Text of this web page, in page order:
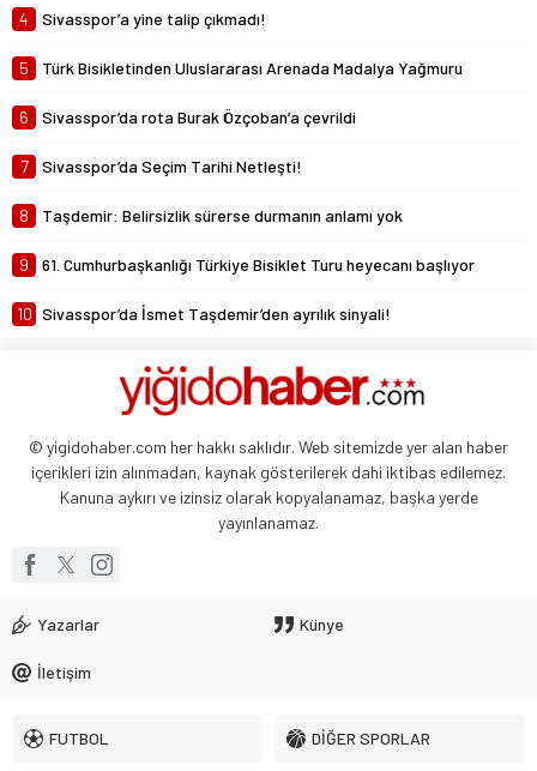
4 Sivasspor’a yine talip çıkmadı!
5 Türk Bisikletinden Uluslararası Arenada Madalya Yağmuru
6 Sivasspor’da rota Burak Özçoban’a çevrildi
7 Sivasspor’da Seçim Tarihi Netleşti!
8 Taşdemir: Belirsizlik sürerse durmanın anlamı yok
9 61. Cumhurbaşkanlığı Türkiye Bisiklet Turu heyecanı başlıyor
10 Sivasspor’da İsmet Taşdemir’den ayrılık sinyali!
© yigidohaber.com her hakkı saklıdır. Web sitemizde yer alan haber
içerikleri izin alınmadan, kaynak gösterilerek dahi iktibas edilemez.
Kanuna aykırı ve izinsiz olarak kopyalanamaz, başka yerde
yayınlanamaz.
Yazarlar Künye
İletişim
FUTBOL DİĞER SPORLAR